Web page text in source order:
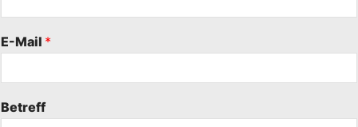
E-Mail *
Betreff